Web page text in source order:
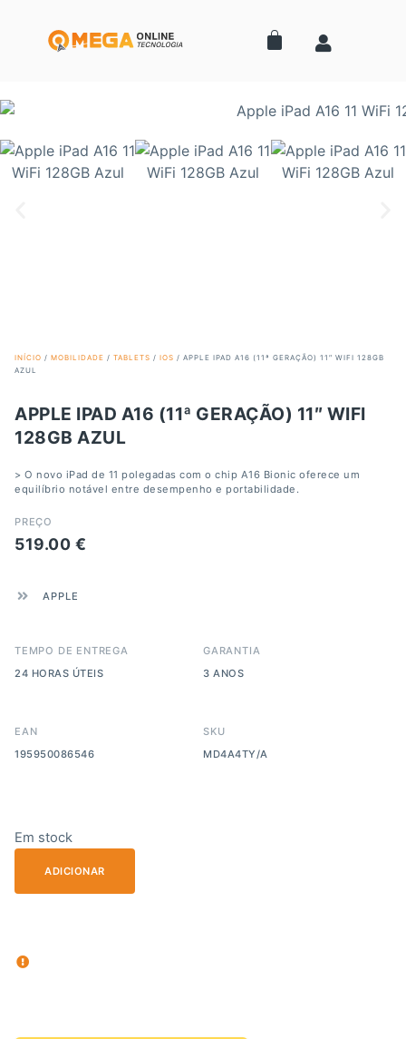
INÍCIO / MOBILIDADE / TABLETS / IOS / APPLE IPAD A16 (11ª GERAÇÃO) 11″ WIFI 128GB
AZUL
APPLE IPAD A16 (11ª GERAÇÃO) 11″ WIFI
128GB AZUL
> O novo iPad de 11 polegadas com o chip A16 Bionic oferece um
equilíbrio notável entre desempenho e portabilidade.
PREÇO
519.00 €
APPLE
TEMPO DE ENTREGA
24 HORAS ÚTEIS
GARANTIA
3 ANOS
EAN
195950086546
SKU
MD4A4TY/A
Em stock
ADICIONAR